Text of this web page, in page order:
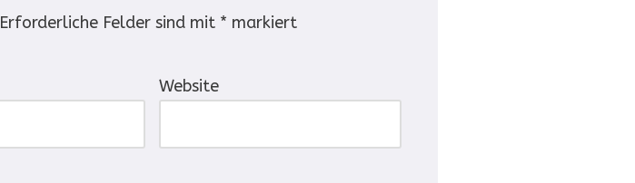
Erforderliche Felder sind mit * markiert
Website